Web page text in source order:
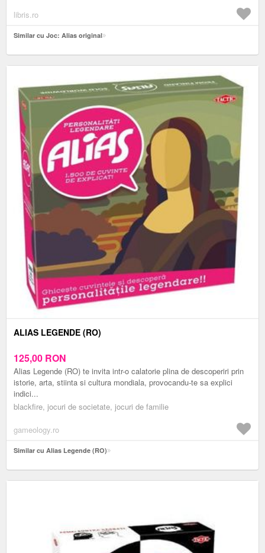
libris.ro
Similar cu Joc: Alias original
ALIAS LEGENDE (RO)
125,00 RON
Alias Legende (RO) te invita intr-o calatorie plina de descoperiri prin
istorie, arta, stiinta si cultura mondiala, provocandu-te sa explici
indici...
blackfire, jocuri de societate, jocuri de familie
gameology.ro
Similar cu Alias Legende (RO)